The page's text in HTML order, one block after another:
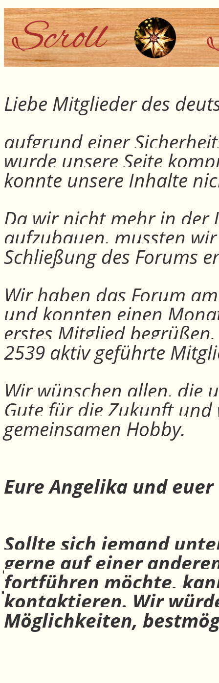
Liebe Mitglieder des
aufgrund einer
wurde unsere Seite
konnte unsere Inhalte
Da wir nicht mehr in der
aufzubauen, mussten
Schließung des Forums
Wir haben das Forum
und konnten einen
erstes Mitglied
2539 aktiv geführte
Wir wünschen allen, die
Gute für die Zukunft
gemeinsamen Hobby.
Eure Angelika und
Sollte sich jemand
gerne auf einer
fortführen möchte,
kontaktieren. Wir
Möglichkeiten,